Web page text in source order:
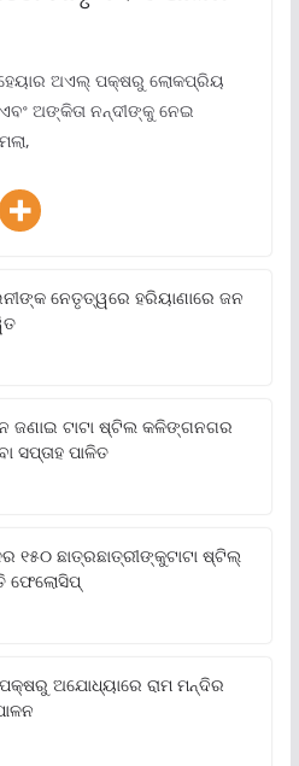
ଅଏଲ୍ ପକ୍ଷରୁ ଲୋକପ୍ରିୟ
ଅଙ୍କିତା ନନ୍ଦୀଙ୍କୁ ନେଇ
ନେତୃତ୍ୱରେ ହରିୟାଣାରେ ଜନ
ଜଣାଇ ଟାଟା ଷ୍ଟିଲ କଳିଙ୍ଗନଗର
ସପ୍ତାହ ପାଳିତ
ଛାତ୍ରଛାତ୍ରୀଙ୍କୁଟାଟା ଷ୍ଟିଲ୍
ଫେଲୋସିପ୍‌
ପକ୍ଷରୁ ଅଯୋଧ୍ୟାରେ ରାମ ମନ୍ଦିର